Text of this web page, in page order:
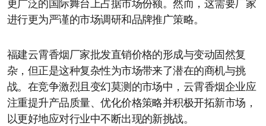
更广泛的国际舞台上占据市场份额。然而，这需要厂家
进行更为严谨的市场调研和品牌推广策略。
福建云霄香烟厂家批发直销价格的形成与变动固然复
杂，但正是这种复杂性为市场带来了潜在的商机与挑
战。在竞争激烈且变幻莫测的市场中，云霄香烟企业应
注重提升产品质量、优化价格策略并积极开拓新市场，
以更好地应对行业中不断出现的新挑战。